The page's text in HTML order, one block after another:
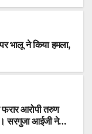
भालू ने किया हमला,
आरोपी तरुण
सरगुजा आईजी ने